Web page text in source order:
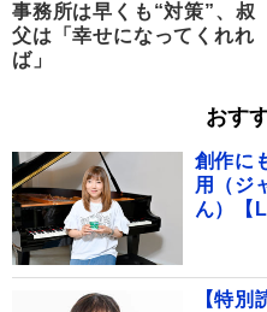
事務所は早くも“対策”、叔
父は「幸せになってくれれ
ば」
おす
創作に
用（ジ
ん）【
【特